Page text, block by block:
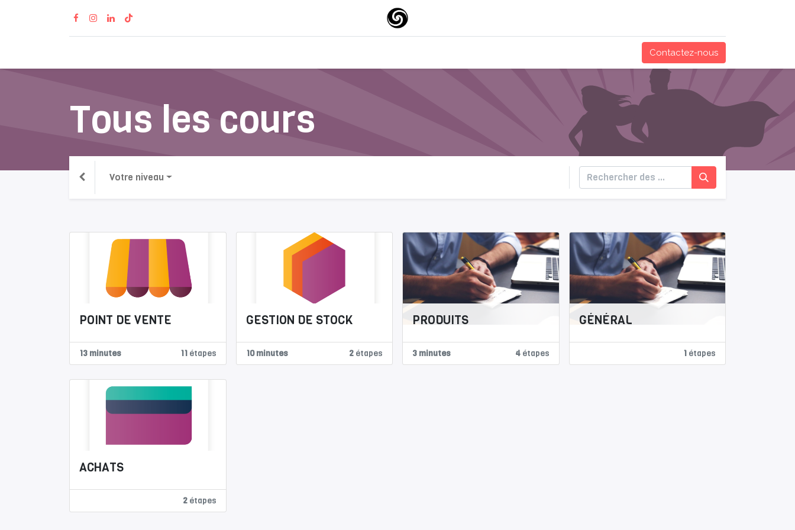
Contactez-nous
Tous les cours
Votre niveau
POINT DE VENTE
13 minutes 11étapes
GESTION DE STOCK
10 minutes 2 étapes
PRODUITS
3 minutes 4étapes
GÉNÉRAL
1 étapes
ACHATS
2étapes